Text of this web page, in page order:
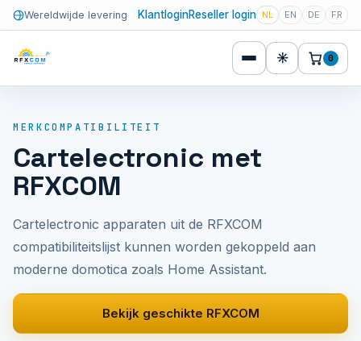
Wereldwijde levering KlantloginReseller login NL EN DE FR
☀ 0
MERKCOMPATIBILITEIT
Cartelectronic met
RFXCOM
Cartelectronic apparaten uit de RFXCOM
compatibiliteitslijst kunnen worden gekoppeld aan
moderne domotica zoals Home Assistant.
Bekijk geschikte RFXCOM